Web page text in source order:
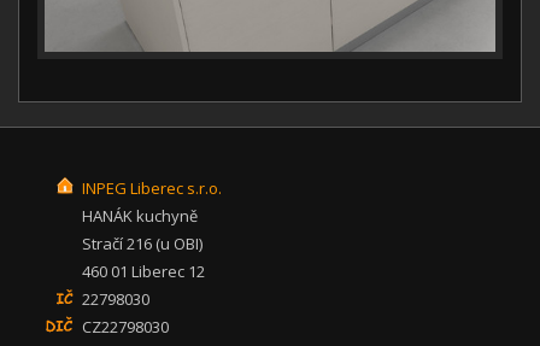
INPEG Liberec s.r.o.
HANÁK kuchyně
Stračí 216 (u OBI)
460 01 Liberec 12
22798030
CZ22798030